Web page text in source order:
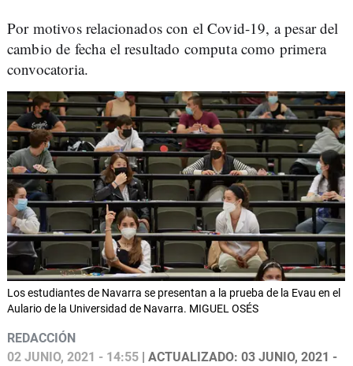
Por motivos relacionados con el Covid-19, a pesar del
cambio de fecha el resultado computa como primera
convocatoria.
Los estudiantes de Navarra se presentan a la prueba de la Evau en el
Aulario de la Universidad de Navarra. MIGUEL OSÉS
REDACCIÓN
02 JUNIO, 2021 - 14:55 | ACTUALIZADO: 03 JUNIO, 2021 -